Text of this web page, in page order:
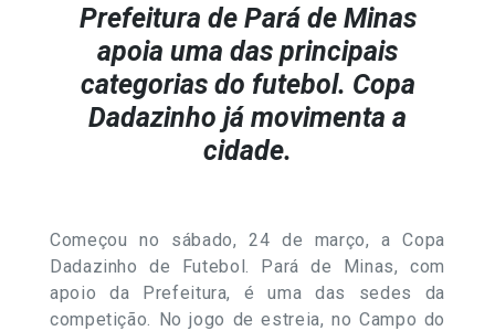
Prefeitura de Pará de Minas
apoia uma das principais
categorias do futebol. Copa
Dadazinho já movimenta a
cidade.
Começou no sábado, 24 de março, a Copa
Dadazinho de Futebol. Pará de Minas, com
apoio da Prefeitura, é uma das sedes da
competição. No jogo de estreia, no Campo do